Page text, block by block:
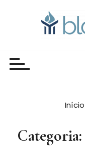
Início
Categoria: